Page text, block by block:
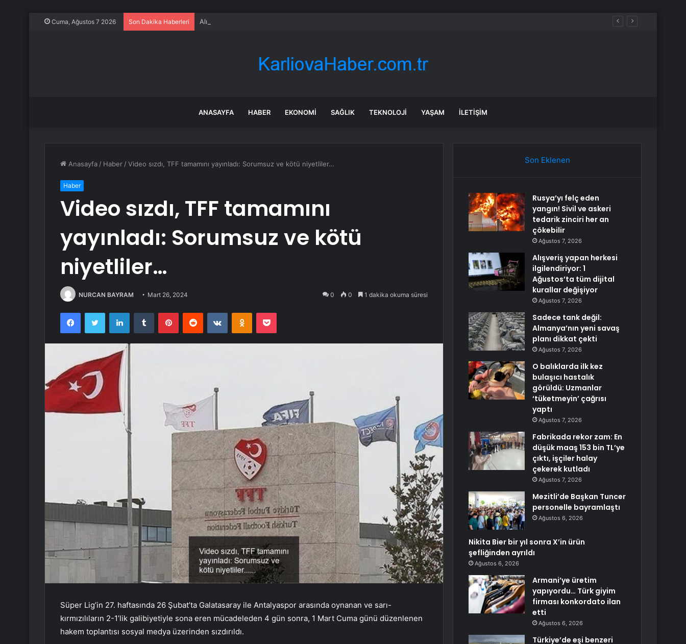
Cuma, Ağustos 7 2026 Son Dakika Haberleri Alışveriş yapan herkesi ilgilendiriyor: 1 Ağustos’ta tüm dijital kurallar değişiyor
ANASAYFA HABER EKONOMI SAĞLIK TEKNOLOJI YAŞAM İLETIŞIM
Anasayfa / Haber /Video sızdı, TFF tamamını yayınladı: Sorumsuz ve kötü niyetliler…
Haber
Video sızdı, TFF tamamını
yayınladı: Sorumsuz ve kötü
niyetliler…
NURCAN BAYRAM Mart 26, 2024 0 0 1 dakika okuma süresi
FacebookTwitter LinkedInTumblr PinterestReddit VKontakteOdnoklassniki
Pocket
Süper Lig’in 27. haftasında 26 Şubat’ta Galatasaray ile Antalyaspor arasında oynanan ve sarı-
kırmızılıların 2-1’lik galibiyetiyle sona eren mücadeleden 4 gün sonra, 1 Mart Cuma günü düzenlenen
hakem toplantısı sosyal medya üzerinden sızdırıldı.
Son Eklenen
Rusya’yı felç eden
yangın! Sivil ve askeri
tedarik zinciri her an
çökebilir
Ağustos 7, 2026
Alışveriş yapan herkesi
ilgilendiriyor: 1
Ağustos’ta tüm dijital
kurallar değişiyor
Ağustos 7, 2026
Sadece tank değil:
Almanya’nın yeni savaş
planı dikkat çekti
Ağustos 7, 2026
O balıklarda ilk kez
bulaşıcı hastalık
görüldü: Uzmanlar
‘tüketmeyin’ çağrısı
yaptı
Ağustos 7, 2026
Fabrikada rekor zam: En
düşük maaş 153 bin TL’ye
çıktı, işçiler halay
çekerek kutladı
Ağustos 7, 2026
Mezitli’de Başkan Tuncer
personelle bayramlaştı
Ağustos 6, 2026
Nikita Bier bir yıl sonra X’in ürün
şefliğinden ayrıldı
Ağustos 6, 2026
Armani’ye üretim
yapıyordu… Türk giyim
firması konkordato ilan
etti
Ağustos 6, 2026
Türkiye’de eşi benzeri